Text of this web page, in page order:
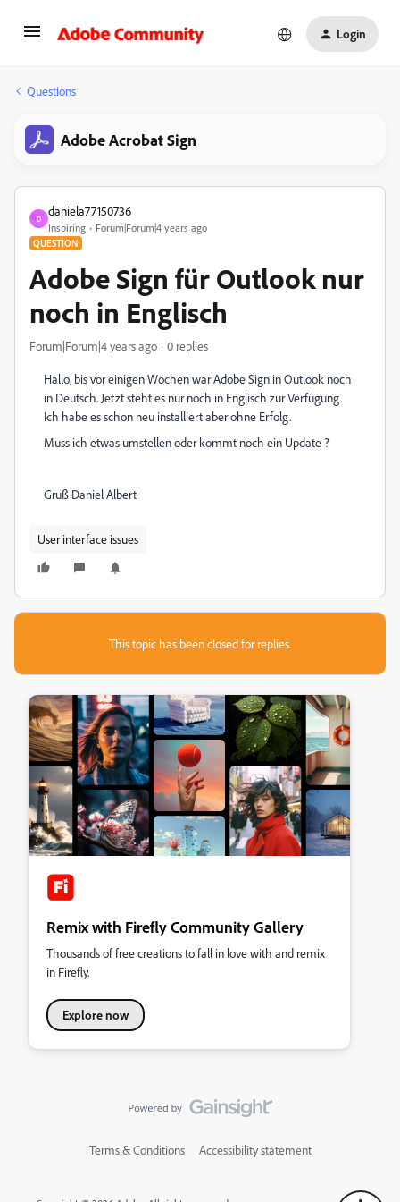
Login
Questions
Adobe Acrobat Sign
D
daniela77150736
Inspiring Forum|Forum|4 years ago
QUESTION
Adobe Sign für Outlook nur
noch in Englisch
Forum|Forum|4 years ago 0 replies
Hallo, bis vor einigen Wochen war Adobe Sign in Outlook noch
in Deutsch. Jetzt steht es nur noch in Englisch zur Verfügung.
Ich habe es schon neu installiert aber ohne Erfolg.
Muss ich etwas umstellen oder kommt noch ein Update ?
Gruß Daniel Albert
User interface issues
This topic has been closed for replies.
Remix with Firefly Community Gallery
Thousands of free creations to fall in love with and remix
in Firefly.
Explore now
Terms & Conditions Accessibility statement